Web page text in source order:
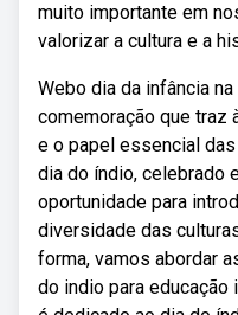
muito importante em
valorizar a cultura e a
Webo dia da infância
comemoração que traz
e o papel essencial
dia do índio, celebrado
oportunidade para
diversidade das
forma, vamos abordar
do indio para educação